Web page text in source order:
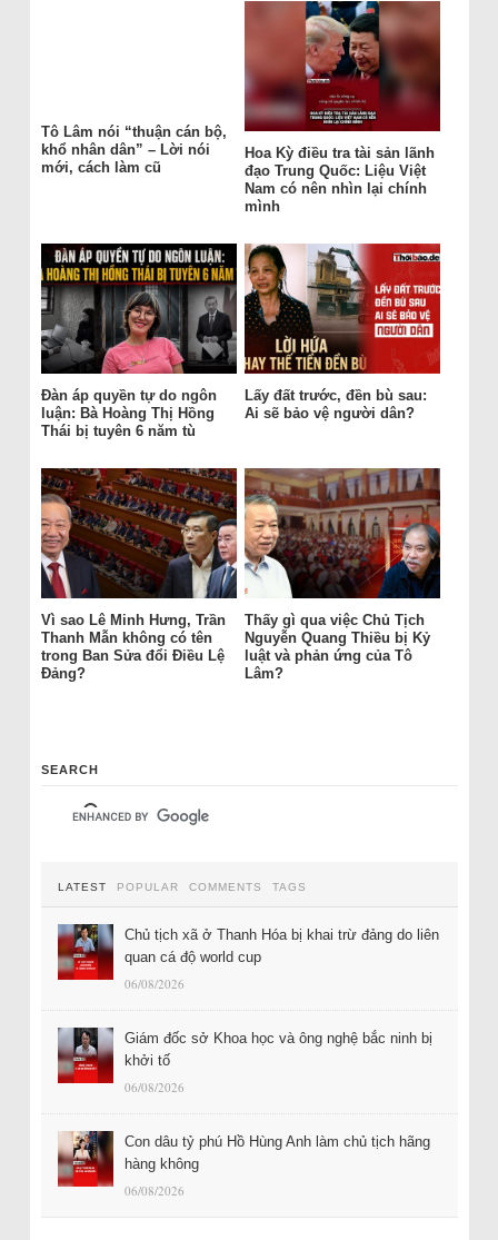
Tô Lâm nói “thuận cán bộ,
khổ nhân dân” – Lời nói
mới, cách làm cũ
Hoa Kỳ điều tra tài sản lãnh
đạo Trung Quốc: Liệu Việt
Nam có nên nhìn lại chính
mình
Đàn áp quyền tự do ngôn
luận: Bà Hoàng Thị Hồng
Thái bị tuyên 6 năm tù
Lấy đất trước, đền bù sau:
Ai sẽ bảo vệ người dân?
Vì sao Lê Minh Hưng, Trần
Thanh Mẫn không có tên
trong Ban Sửa đổi Điều Lệ
Đảng?
Thấy gì qua việc Chủ Tịch
Nguyễn Quang Thiều bị Kỷ
luật và phản ứng của Tô
Lâm?
SEARCH
LATEST POPULAR COMMENTS TAGS
Chủ tịch xã ở Thanh Hóa bị khai trừ đảng do liên
quan cá độ world cup
06/08/2026
Giám đốc sở Khoa học và ông nghệ bắc ninh bị
khởi tố
06/08/2026
Con dâu tỷ phú Hồ Hùng Anh làm chủ tịch hãng
hàng không
06/08/2026